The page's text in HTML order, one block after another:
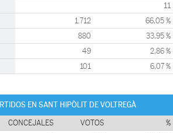
11
1.712 66,05 %
880 33,95 %
49 2,86 %
101 6,07 %
EN SANT HIPÒLIT DE VOLTREGÀ
CONCEJALES VOTOS %